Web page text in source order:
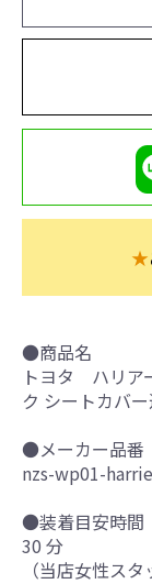
★
●商品名
トヨタ ハリア
ク シートカバ
●メーカー品番
nzs-wp01-
●装着目安時間
30 分
（当店女性ス